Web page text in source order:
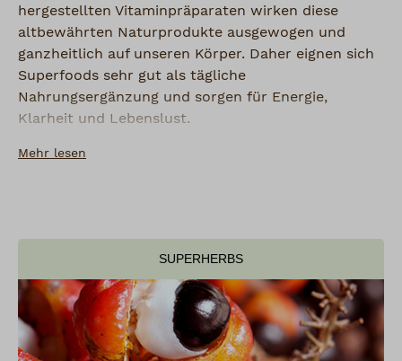
hergestellten Vitaminpräparaten wirken diese
altbewährten Naturprodukte ausgewogen und
ganzheitlich auf unseren Körper. Daher eignen sich
Superfoods sehr gut als tägliche
Nahrungsergänzung und sorgen für Energie,
Klarheit und Lebenslust.
Unsere Superherbs mit dem Schwerpunkt
Ein weiteres wahres Superfood ist kalt
verarbeiteter, also lebendiger Kakao - unsere Nibs
und Schokoladen vereinigen durch ihren hohen
Mehr lesen
SUPERHERBS